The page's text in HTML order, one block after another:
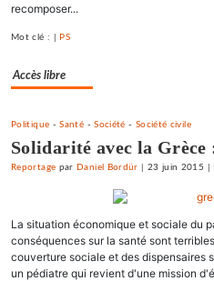
recomposer...
Mot clé : | PS
Accès libre
Politique -Santé -Société - Société civile
Solidarité avec la Grèce
Reportage par Daniel Bordür 23 juin 2015
La situation économique et sociale du
conséquences sur la santé sont
couverture sociale et des dispensaires
un pédiatre qui revient d'une mission